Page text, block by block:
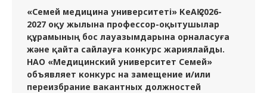
«Семей медицина университеті» КеАҚ 2026-
2027 оқу жылына профессор-оқытушылар
құрамының бос лауазымдарына орналасуға
және қайта сайлауға конкурс жариялайды.
НАО «Медицинский университет Семей»
объявляет конкурс на замещение и/или
переизбрание вакантных должностей